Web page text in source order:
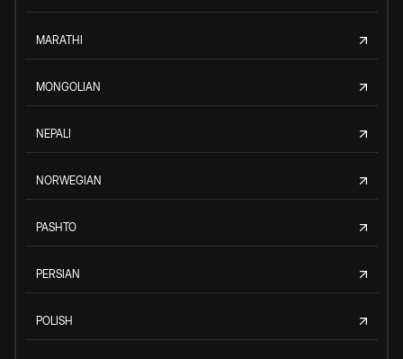
MARATHI
MONGOLIAN
NEPALI
NORWEGIAN
PASHTO
PERSIAN
POLISH